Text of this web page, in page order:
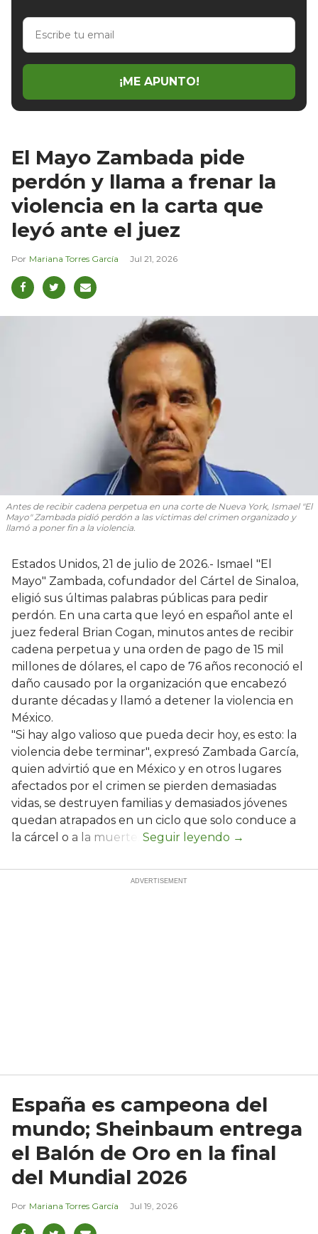
Escribe
email
¡ME APUNTO!
El Mayo Zambada pide
perdón y llama a frenar la
violencia en la carta que
leyó ante el juez
Mariana Torres García Jul 21, 2026
Antes de recibir cadena perpetua en una corte de Nueva York, Ismael "El
Mayo" Zambada pidió perdón a las víctimas del crimen organizado y
llamó a poner fin a la violencia.
Estados Unidos, 21 de julio de 2026.- Ismael "El
Mayo" Zambada, cofundador del Cártel de Sinaloa,
eligió sus últimas palabras públicas para pedir
perdón. En una carta que leyó en español ante el
juez federal Brian Cogan, minutos antes de recibir
cadena perpetua y una orden de pago de 15 mil
millones de dólares, el capo de 76 años reconoció el
daño causado por la organización que encabezó
durante décadas y llamó a detener la violencia en
México.
"Si hay algo valioso que pueda decir hoy, es esto: la
violencia debe terminar", expresó Zambada García,
quien advirtió que en México y en otros lugares
afectados por el crimen se pierden demasiadas
vidas, se destruyen familias y demasiados jóvenes
quedan atrapados en un ciclo que solo conduce a
la cárcel o a la muerte.
España es campeona del
mundo; Sheinbaum entrega
el Balón de Oro en la final
del Mundial 2026
Mariana Torres García Jul 19, 2026